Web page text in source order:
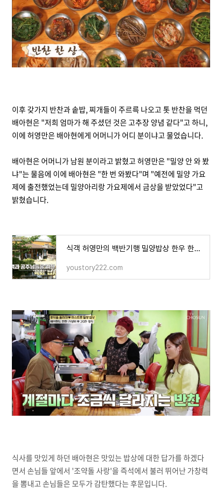
이후 갖가지 반찬과 솥밥, 찌개들이 주르륵 나오고 톳 반찬을 먹던
배아현은 "저희 엄마가 해 주셨던 것은 고추장 양념 같다"고 하니,
이에 허영만은 배아현에게 어머니가 어디 분이냐고 물었습니다.
배아현은 어머니가 남원 분이라고 밝혔고 허영만은 "밀양 안 와 봤
냐"는 물음에 이에 배아현은 "한 번 와봤다"며 "예전에 밀양 가요
제에 출전했었는데 밀양아리랑 가요제에서 금상을 받았었다"고
밝혔습니다.
식객 허영만의 백반기행 밀양밥상 한우 한상 한우구이 육회 새우살 안창살 알등심 식당 미스트
youstory222.com
식사를 맛있게 하던 배아현은 맛있는 밥상에 대한 답가를 하겠다
면서 손님들 앞에서 '조약돌 사랑'을 즉석에서 불러 뛰어난 가창력
을 뽐내고 손님들은 모두가 감탄했다는 후문입니다.